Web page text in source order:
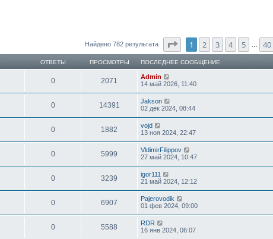
Найдено 782 результата Страница 1 из40
1 2 3 4 5 40
ОТВЕТЫ ПРОСМОТРЫ ПОСЛЕДНЕЕ СООБЩЕНИЕ
0 2071
Admin
14 май 2026, 11:40
0 14391
Jakson
02 дек 2024, 08:44
0 1882
vojd
13 ноя 2024, 22:47
0 5999
VldimirFilippov
27 май 2024, 10:47
0 3239
igor111
21 май 2024, 12:12
0 6907
Pajerovodik
01 фев 2024, 09:00
0 5588
RDR
16 янв 2024, 06:07